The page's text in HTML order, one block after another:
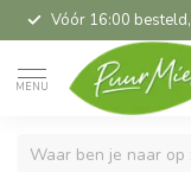
Vóór 16:00 besteld,
MENU